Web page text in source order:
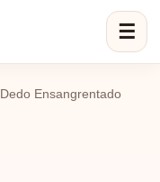
☰
Dedo Ensangrentado